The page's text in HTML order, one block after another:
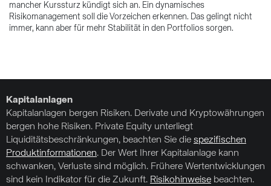
mancher Kurssturz kündigt sich an. Ein dynamisches
Risikomanagement soll die Vorzeichen erkennen. Das gelingt nicht
immer, kann aber für mehr Stabilität in den Portfolios sorgen.
Kapitalanlagen
Kapitalanlagen bergen Risiken. Derivate und Kryptowährungen
bergen hohe Risiken. Private Equity unterliegt
Liquiditätsbeschränkungen, beachten Sie die spezifischen
Produktinformationen. Der Wert Ihrer Kapitalanlage kann
schwanken, Verluste sind möglich. Frühere Wertentwicklungen
sind kein Indikator für die Zukunft. Risikohinweise beachten.